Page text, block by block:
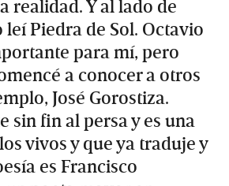
realidad. Y al lado de
Piedra de Sol. Octavio
para mí, pero
a conocer a otros
José Gorostiza.
sin fin al persa y es una
vivos y que ya traduje y
es Francisco